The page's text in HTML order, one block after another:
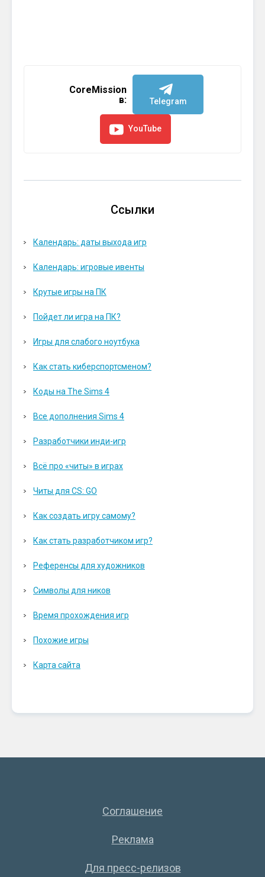
CoreMission
в:
Telegram
YouTube
Ссылки
Календарь: даты выхода игр
Календарь: игровые ивенты
Крутые игры на ПК
Пойдет ли игра на ПК?
Игры для слабого ноутбука
Как стать киберспортсменом?
Коды на The Sims 4
Все дополнения Sims 4
Разработчики инди-игр
Всё про «читы» в играх
Читы для CS: GO
Как создать игру самому?
Как стать разработчиком игр?
Референсы для художников
Символы для ников
Время прохождения игр
Похожие игры
Карта сайта
Соглашение
Реклама
Для пресс-релизов